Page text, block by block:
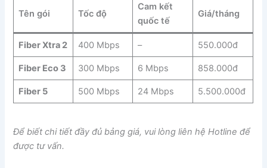
Tên gói Tốc độ
Cam kết
quốc tế
Giá/tháng
Fiber Xtra 2 400 Mbps – 550.000đ
Fiber Eco 3 300 Mbps 6 Mbps 858.000đ
Fiber 5 500 Mbps 24 Mbps 5.500.000đ
Để biết chi tiết đầy đủ bảng giá, vui lòng liên hệ Hotline để
được tư vấn.